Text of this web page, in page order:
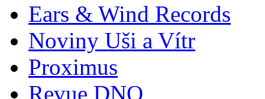
Ears & Wind Records
Noviny Uši a Vítr
Proximus
Revue DNO